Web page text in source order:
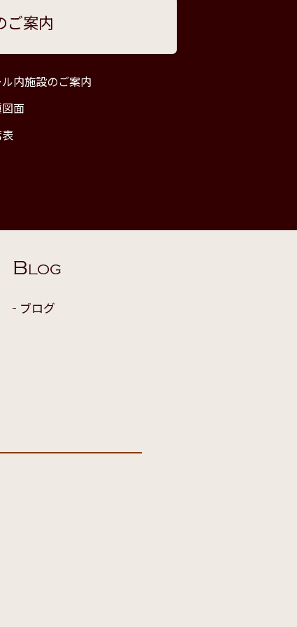
ご案内
内施設のご案内
面
BLOG
ブログ